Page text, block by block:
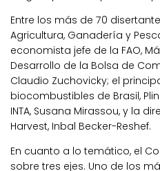
Entre los más de 70
Agricultura, Ganadería y
economista jefe de la FAO,
Desarrollo de la Bolsa de
Claudio Zuchovicky; el
biocombustibles de Brasil,
INTA, Susana Mirassou, y la
Harvest, Inbal Becker-Reshef.
En cuanto a lo temático, el
sobre tres ejes. Uno de los